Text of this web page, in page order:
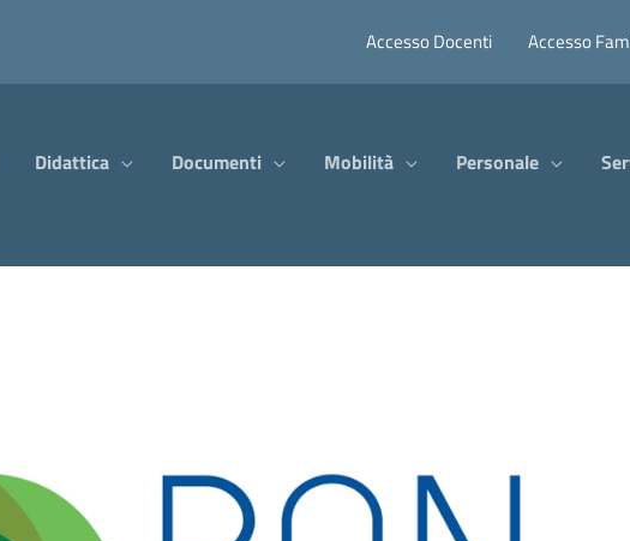
Accesso Docenti Accesso
Didattica Documenti Mobilità Personale